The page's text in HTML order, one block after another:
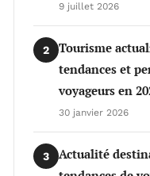
9 juillet 2026
2
Tourisme
tendances et
voyageurs en
30 janvier 2026
3
Actualité